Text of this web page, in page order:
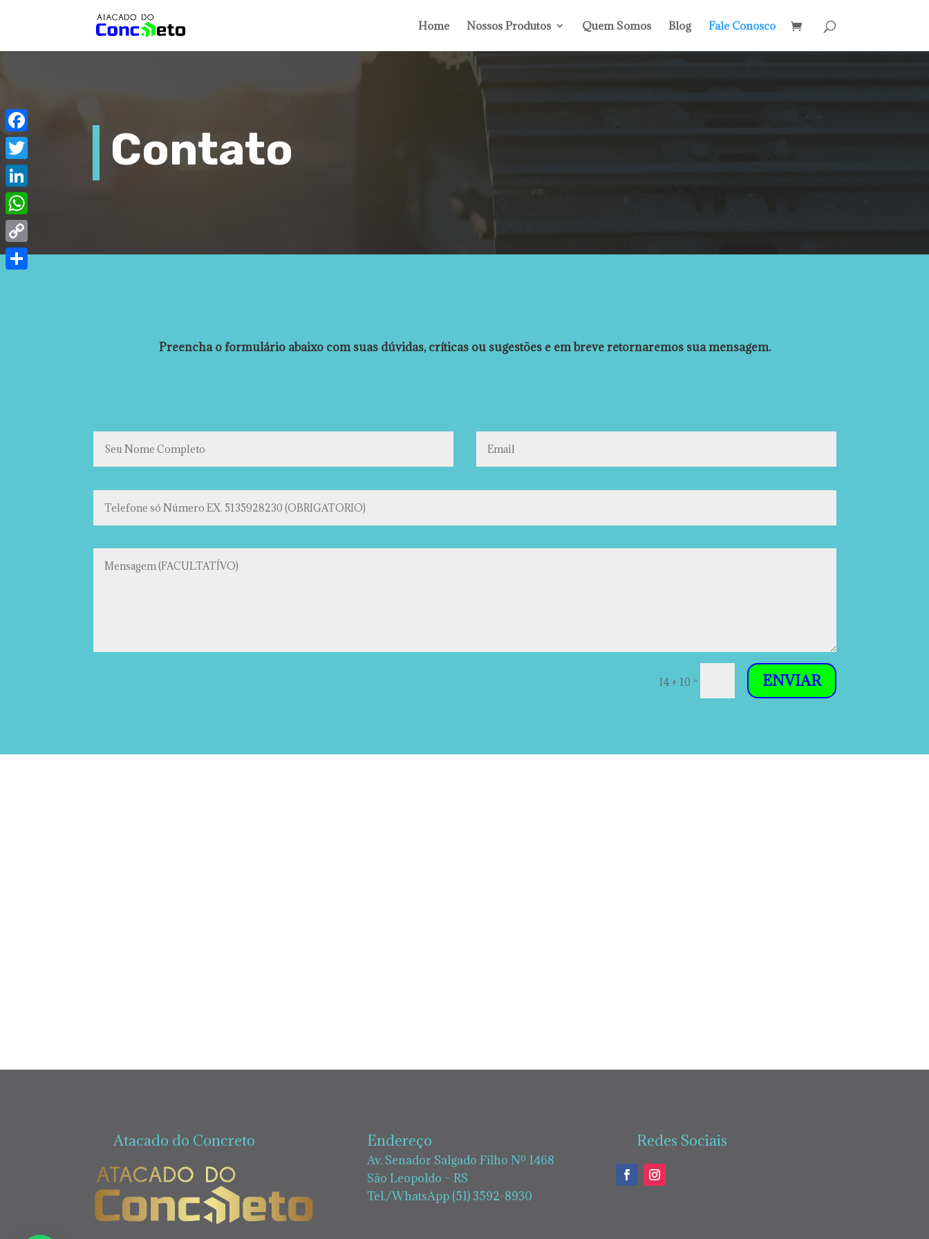
Home Nossos Produtos Quem Somos Blog Fale Conosco
Contato
Preencha o formulário abaixo com suas dúvidas, críticas ou sugestões e em breve retornaremos sua mensagem.
14 + 10 = ENVIAR
Atacado do Concreto Endereço
Av. Senador Salgado Filho Nº 1468
São Leopoldo – RS
Tel./WhatsApp (51) 3592-8930
Redes Sociais
Facebook
Twitter
LinkedIn
WhatsApp
Copy